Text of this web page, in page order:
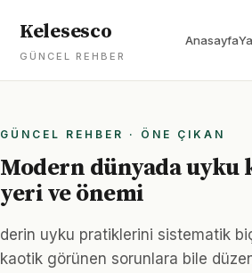
Kelesesco
GÜNCEL REHBER
Anasayfa
GÜNCEL REHBER · ÖNE ÇIKAN
Modern dünyada uyku
yeri ve önemi
derin uyku pratiklerini sistematik
kaotik görünen sorunlara bile